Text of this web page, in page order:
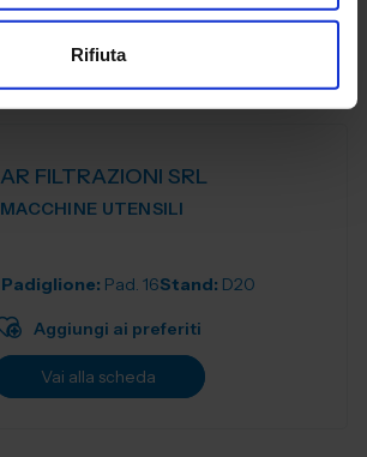
Rifiuta
AR FILTRAZIONI SRL
MACCHINE UTENSILI
Padiglione: Pad. 16Stand: D20
Aggiungi ai preferiti
Vai alla scheda